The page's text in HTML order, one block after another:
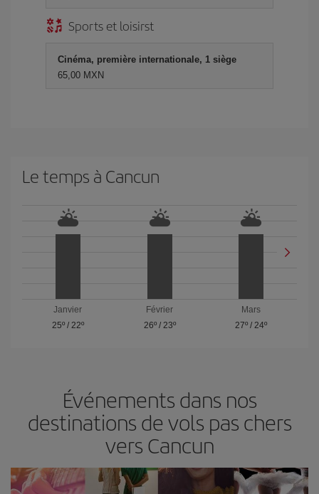
Sports et loisirst
Cinéma, première internationale, 1 siège
65,00 MXN
Le temps à Cancun
Janvier
25º/ 22º
Février
26º/ 23º
Mars
27º /24º
Événements dans nos
destinations de vols pas chers
vers Cancun